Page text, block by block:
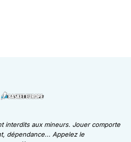
interdits aux mineurs. Jouer comporte
dépendance... Appelez le